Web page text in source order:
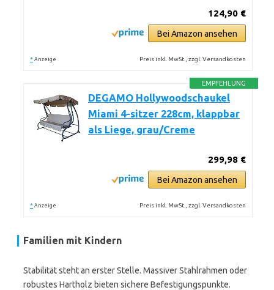
124,90 €
Bei Amazon ansehen
* Anzeige Preis inkl. MwSt., zzgl. Versandkosten
EMPFEHLUNG
DEGAMO Hollywoodschaukel
Miami 4-sitzer 228cm, klappbar
als Liege, grau/Creme
299,98 €
Bei Amazon ansehen
* Anzeige Preis inkl. MwSt., zzgl. Versandkosten
Familien mit Kindern
Stabilität steht an erster Stelle. Massiver Stahlrahmen oder
robustes Hartholz bieten sichere Befestigungspunkte.